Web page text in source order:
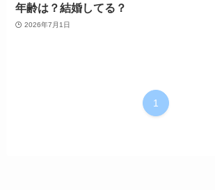
年齢は？結婚してる？
2026年7月1日
1